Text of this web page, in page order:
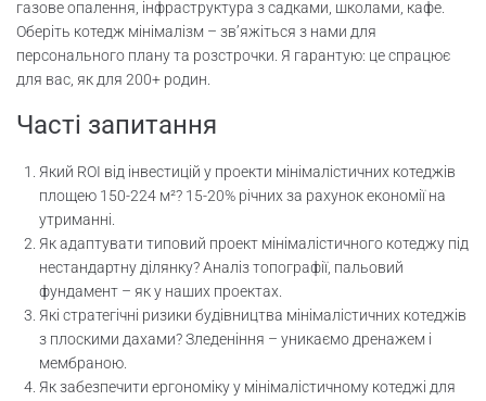
газове опалення, інфраструктура з садками, школами, кафе.
Оберіть котедж мінімалізм – зв’яжіться з нами для
персонального плану та розстрочки. Я гарантую: це спрацює
для вас, як для 200+ родин.
Часті запитання
Який ROI від інвестицій у проекти мінімалістичних котеджів
площею 150-224 м²? 15-20% річних за рахунок економії на
утриманні.
Як адаптувати типовий проект мінімалістичного котеджу під
нестандартну ділянку? Аналіз топографії, пальовий
фундамент – як у наших проектах.
Які стратегічні ризики будівництва мінімалістичних котеджів
з плоскими дахами? Зледеніння – уникаємо дренажем і
мембраною.
Як забезпечити ергономіку у мінімалістичному котеджі для